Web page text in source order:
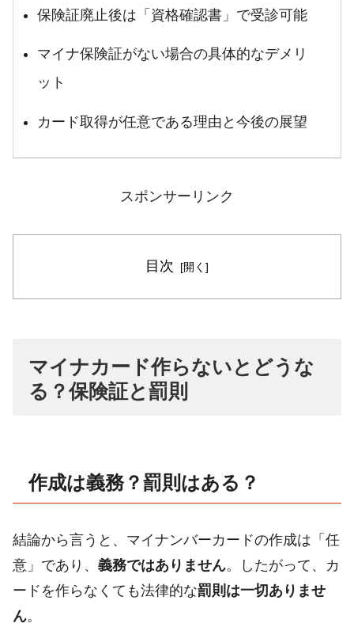
保険証廃止後は「資格確認書」で受診可能
マイナ保険証がない場合の具体的なデメリ
ット
カード取得が任意である理由と今後の展望
スポンサーリンク
目次
マイナカード作らないとどうな
る？保険証と罰則
作成は義務？罰則はある？
結論から言うと、マイナンバーカードの作成は「任
意」であり、 義務ではありません。したがって、カ
ードを作らなくても法律的な罰則は一切ありませ
ん。